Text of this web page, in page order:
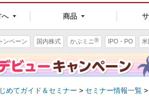
へ 商品
ンペーン 国内株式 かぶミニ® IPO・PO
めてガイド＆セミナー > セミナー情報一覧